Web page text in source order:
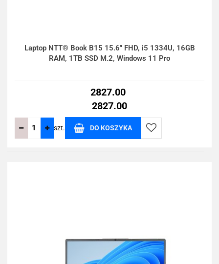
Laptop NTT® Book B15 15.6" FHD, i5 1334U, 16GB
RAM, 1TB SSD M.2, Windows 11 Pro
2827.00
2827.00
szt. DO KOSZYKA
Do